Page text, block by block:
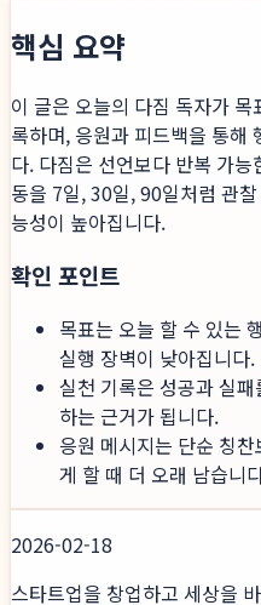
핵심 요약
이 글은 오늘의 다짐 독자가
록하며, 응원과 피드백을 통해
다. 다짐은 선언보다 반복 가
동을 7일, 30일, 90일처럼 관
능성이 높아집니다.
확인 포인트
목표는 오늘 할 수 있는
실행 장벽이 낮아집니다.
실천 기록은 성공과 실
하는 근거가 됩니다.
응원 메시지는 단순 칭
게 할 때 더 오래 남습니
2026-02-18
스타트업을 창업하고 세상을